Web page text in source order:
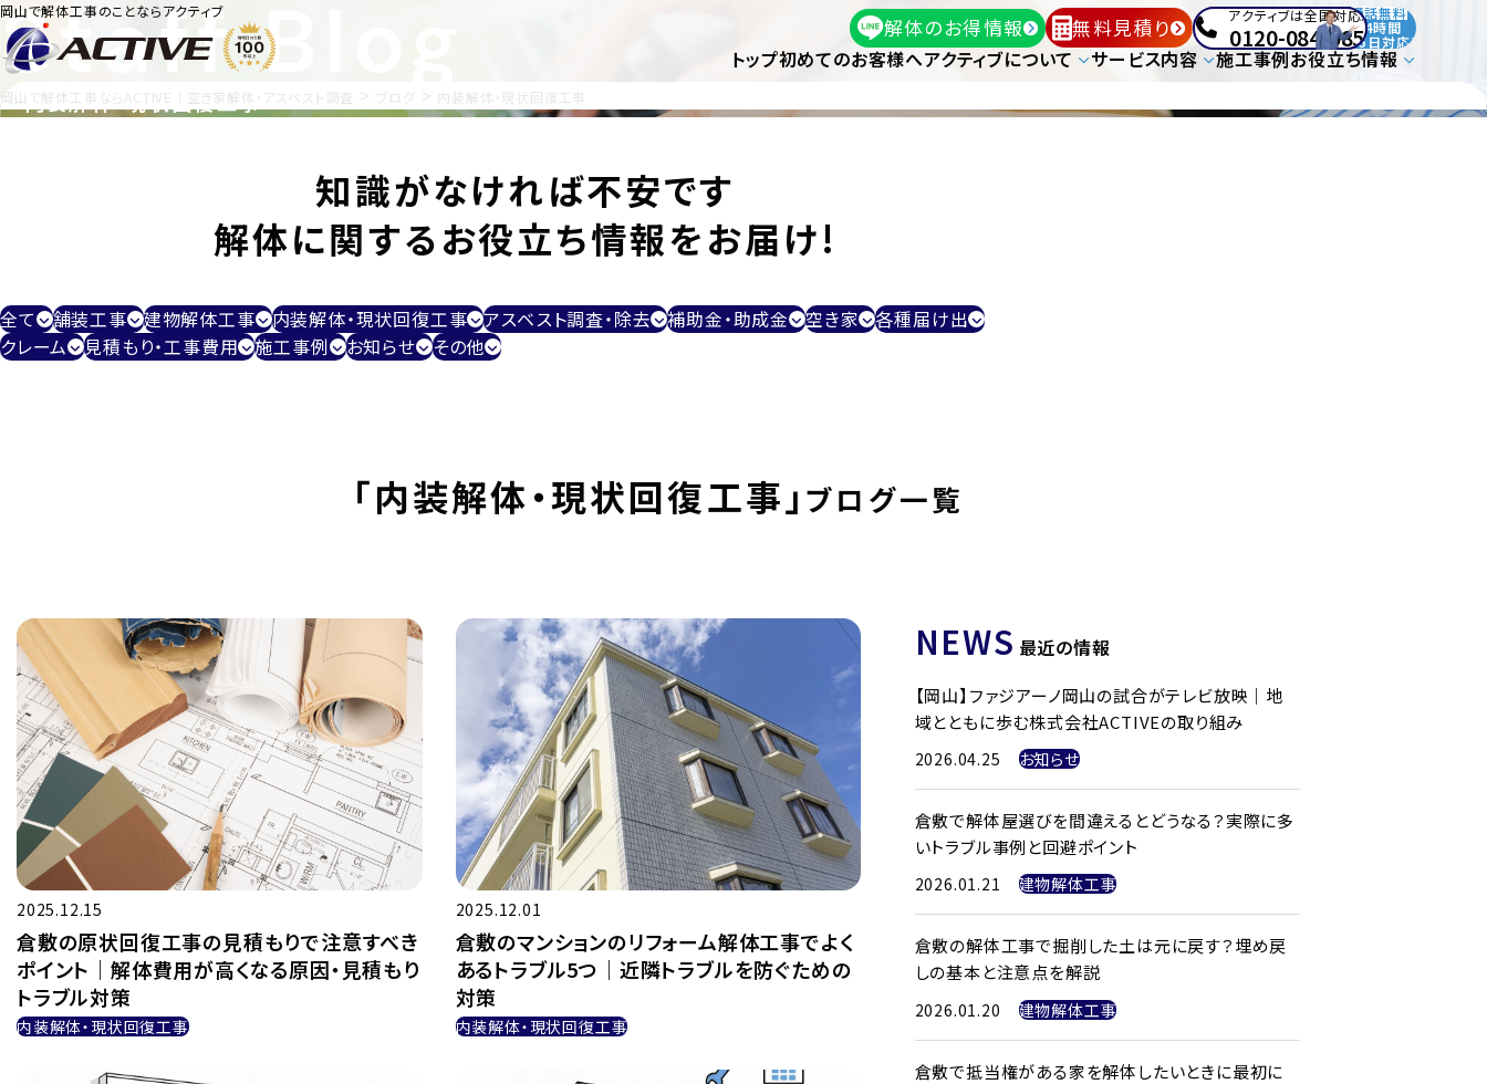
岡山で解体工事のことならアクティブ
解体のお得情報 無料見積り アクティブは全国対応!
0120-084-085
通話無料
24時間
365日対応!
トップ初めてのお客様へアクティブについて サービス内容 施工事例お役立ち情報
Staff Blog
内装解体・現状回復工事
岡山で解体工事ならACTIVE｜空き家解体・アスベスト調査 > ブログ > 内装解体・現状回復工事
知識がなければ不安です
解体に関するお役立ち情報をお届け!
全て 舗装工事 建物解体工事 内装解体・現状回復工事 アスベスト調査・除去 補助金・助成金 空き家
各種届け出
クレーム
見積もり・工事費用 施工事例 お知らせ その他
「内装解体・現状回復工事」 ブログ一覧
2025.12.15
倉敷の原状回復工事の見積もりで注意すべき
ポイント｜解体費用が高くなる原因・見積もり
トラブル対策
内装解体・現状回復工事
2025.12.01
倉敷のマンションのリフォーム解体工事でよく
あるトラブル5つ｜近隣トラブルを防ぐための
対策
内装解体・現状回復工事
NEWS 最近の情報
【岡山】ファジアーノ岡山の試合がテレビ放映｜地
域とともに歩む株式会社ACTIVEの取り組み
2026.04.25 お知らせ
倉敷で解体屋選びを間違えるとどうなる？実際に多
いトラブル事例と回避ポイント
2026.01.21 建物解体工事
倉敷の解体工事で掘削した土は元に戻す？埋め戻
しの基本と注意点を解説
2026.01.20 建物解体工事
倉敷で抵当権がある家を解体したいときに最初に